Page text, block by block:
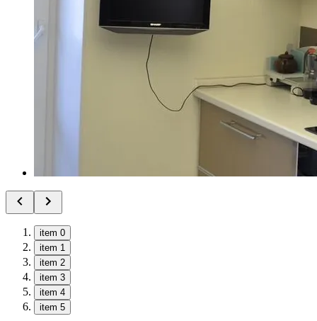
item 0
item 1
item 2
item 3
item 4
item 5